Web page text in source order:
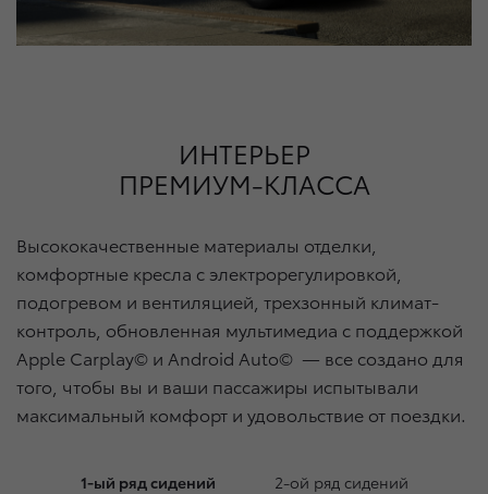
ИНТЕРЬЕР
ПРЕМИУМ-КЛАССА
Высококачественные материалы отделки,
комфортные кресла с электрорегулировкой,
подогревом и вентиляцией, трехзонный климат-
контроль, обновленная мультимедиа с поддержкой
Apple Carplay© и Android Auto© — все создано для
того, чтобы вы и ваши пассажиры испытывали
максимальный комфорт и удовольствие от поездки.
1-ый ряд сидений 2-ой ряд сидений